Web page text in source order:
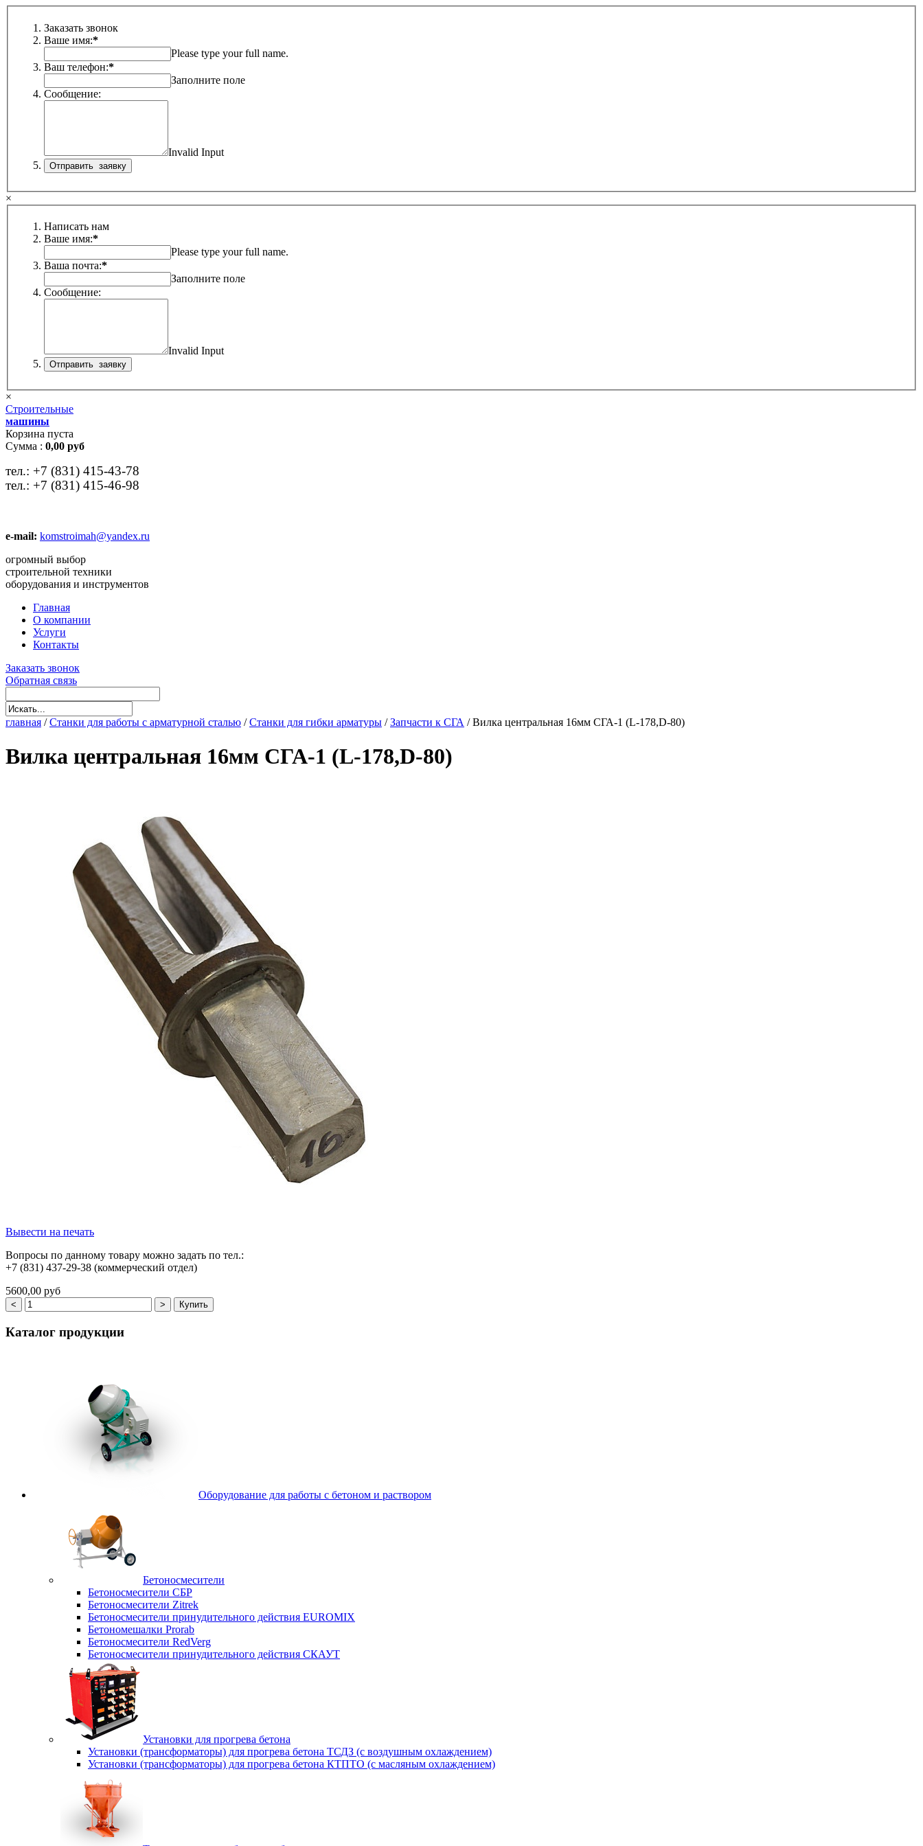
Заказать звонок
Ваше имя:*
Please type your full name.
Ваш телефон:*
Заполните поле
Сообщение:
Invalid Input
×
Написать нам
Ваше имя:*
Please type your full name.
Ваша почта:*
Заполните поле
Сообщение:
Invalid Input
×
Строительные
машины
Корзина пуста
Сумма : 0,00 руб
тел.: +7 (831) 415-43-78
тел.: +7 (831) 415-46-98
e-mail: komstroimah@yandex.ru
огромный выбор
строительной техники
оборудования и инструментов
Главная
О компании
Услуги
Контакты
Заказать звонок
Обратная связь
главная /Станки для работы с арматурной сталью /Станки для гибки арматуры /Запчасти к СГА /Вилка центральная 16мм СГА-1 (L-178,D-80)
Вилка центральная 16мм СГА-1 (L-178,D-80)
Вывести на печать
Вопросы по данному товару можно задать по тел.:
+7 (831) 437-29-38 (коммерческий отдел)
5600,00 руб
Каталог продукции
Оборудование для работы с бетоном и раствором
Бетоносмесители
Бетоносмесители СБР
Бетоносмесители Zitrek
Бетоносмесители принудительного действия EUROMIX
Бетономешалки Prorab
Бетоносмесители RedVerg
Бетоносмесители принудительного действия СКАУТ
Установки для прогрева бетона
Установки (трансформаторы) для прогрева бетона ТСДЗ (c воздушным охлаждением)
Установки (трансформаторы) для прогрева бетона КТПТО (c масляным охлаждением)